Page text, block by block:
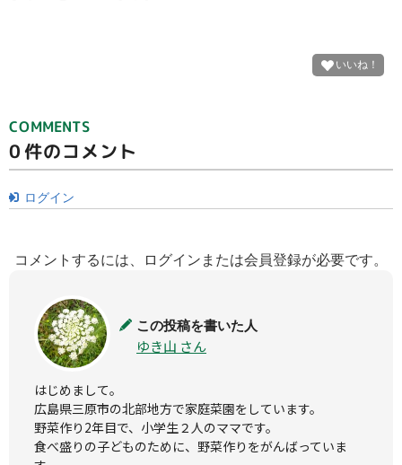
COMMENTS
ログイン
コメントするには、ログインまたは会員登録が必要です。
0件のコメント
この投稿を書いた人
ゆき山 さん
はじめまして。
広島県三原市の北部地方で家庭菜園をしています。
野菜作り2年目で、小学生２人のママです。
食べ盛りの子どものために、野菜作りをがんばっていま